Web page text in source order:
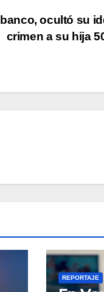
ocultó su
crimen a su hija
REPORTAJE